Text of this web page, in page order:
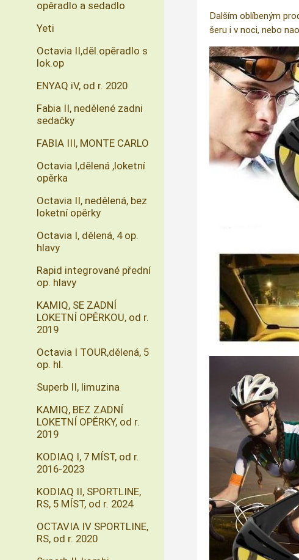
Dalším oblíbeným
šeru i v noci, nebo
opěradlo a sedadlo
Yeti
Octavia II,děl.opěradlo s
lok.op
ENYAQ iV, od r. 2020
Fabia II, nedělené zadni
sedačky
FABIA III, MONTE CARLO
Octavia I,dělená ,loketní
opěrka
Octavia II, nedělená, bez
loketní opěrky
Octavia I, dělená, 4 op.
hlavy
Rapid integrované přední
op. hlavy
KAMIQ, SE ZADNÍ
LOKETNÍ OPĚRKOU, od r.
2019
Octavia I TOUR,dělená, 5
op. hl.
Superb II, limuzina
KAMIQ, BEZ ZADNÍ
LOKETNÍ OPĚRKY, od r.
2019
KODIAQ I, 7 MÍST, od r.
2016-2023
KODIAQ II, SPORTLINE,
RS, 5 MÍST, od r. 2024
OCTAVIA IV SPORTLINE,
RS, od r. 2020